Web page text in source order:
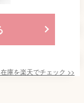
庫を楽天でチェック >>